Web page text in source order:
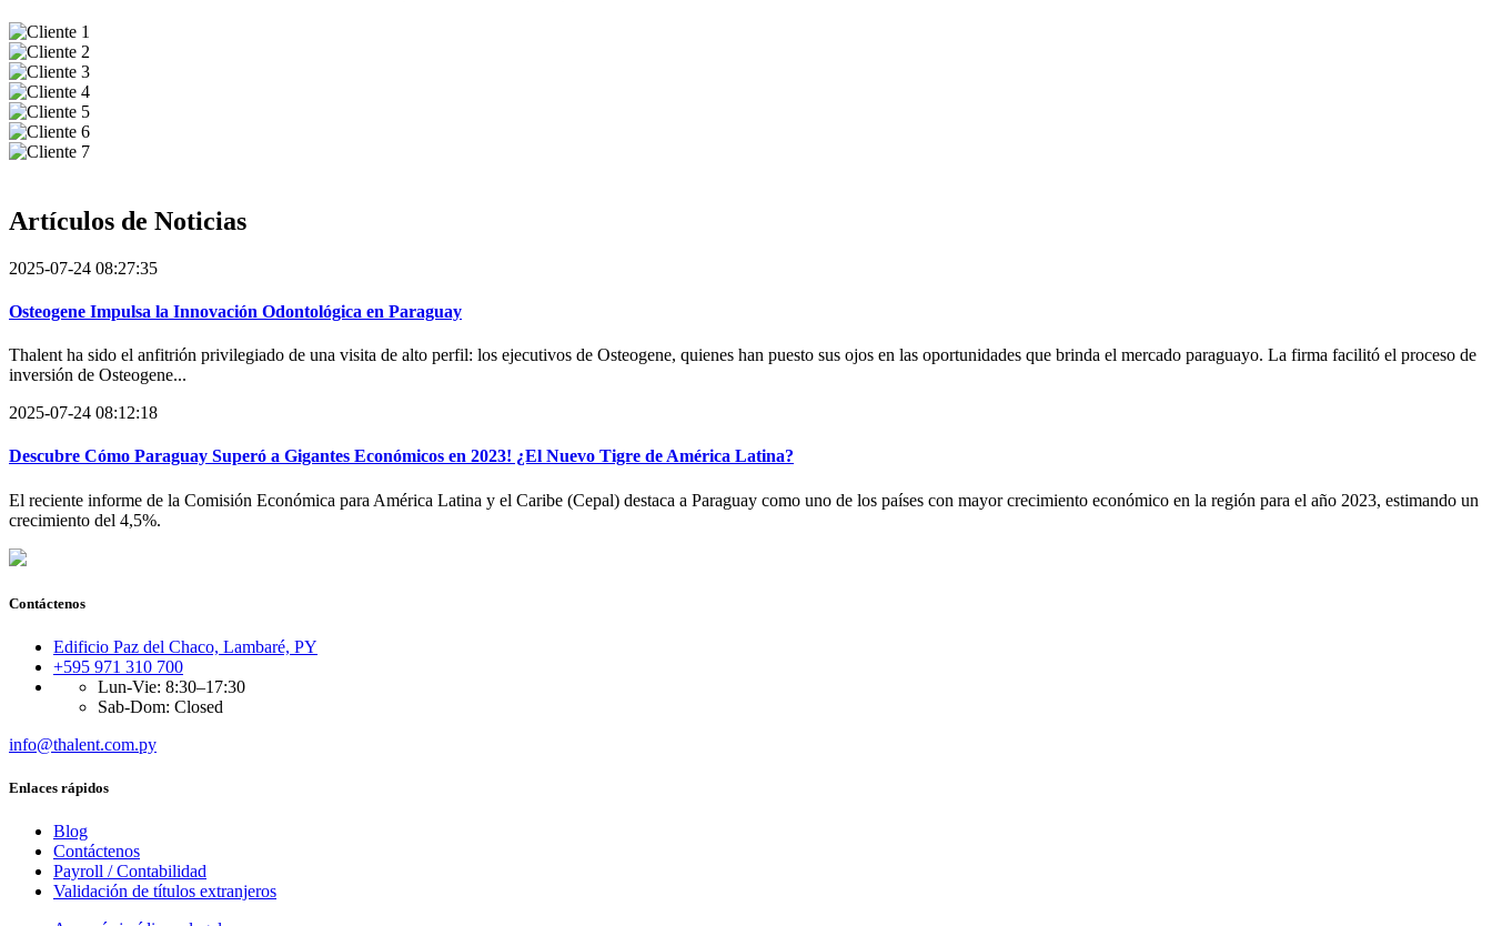
Artículos de Noticias
2025-07-24 08:27:35
Osteogene Impulsa la Innovación Odontológica en Paraguay
Thalent ha sido el anfitrión privilegiado de una visita de alto perfil: los ejecutivos de Osteogene, quienes han puesto sus ojos en las oportunidades que brinda el mercado paraguayo. La firma facilitó el proceso de
inversión de Osteogene...
2025-07-24 08:12:18
Descubre Cómo Paraguay Superó a Gigantes Económicos en 2023! ¿El Nuevo Tigre de América Latina?
El reciente informe de la Comisión Económica para América Latina y el Caribe (Cepal) destaca a Paraguay como uno de los países con mayor crecimiento económico en la región para el año 2023, estimando un
crecimiento del 4,5%.
Contáctenos
Edificio Paz del Chaco, Lambaré, PY
+595 971 310 700
Lun-Vie: 8:30–17:30
Sab-Dom: Closed
info@thalent.com.py
Enlaces rápidos
Blog
Contáctenos
Payroll / Contabilidad
Validación de títulos extranjeros